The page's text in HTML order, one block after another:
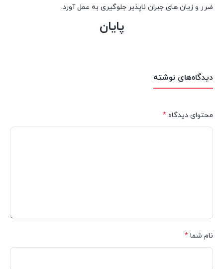
ضرر و زیان های جبران ناپذیر جلوگیری به عمل آورد.
پایان
دیدگاه‌های نوشته
محتوای دیدگاه *
نام شما *